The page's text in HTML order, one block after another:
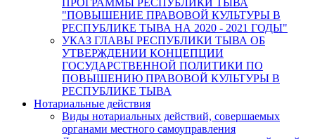
ПРОГРАММЫ РЕСПУБЛИКИ ТЫВА
"ПОВЫШЕНИЕ ПРАВОВОЙ КУЛЬТУРЫ В
РЕСПУБЛИКЕ ТЫВА НА 2020 - 2021 ГОДЫ"
УКАЗ ГЛАВЫ РЕСПУБЛИКИ ТЫВА ОБ
УТВЕРЖДЕНИИ КОНЦЕПЦИИ
ГОСУДАРСТВЕННОЙ ПОЛИТИКИ ПО
ПОВЫШЕНИЮ ПРАВОВОЙ КУЛЬТУРЫ В
РЕСПУБЛИКЕ ТЫВА
Нотариальные действия
Виды нотариальных действий, совершаемых
органами местного самоуправления